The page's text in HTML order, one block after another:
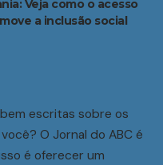
Veja como o acesso
a inclusão social
escritas sobre os
O Jornal do ABC é
é oferecer um